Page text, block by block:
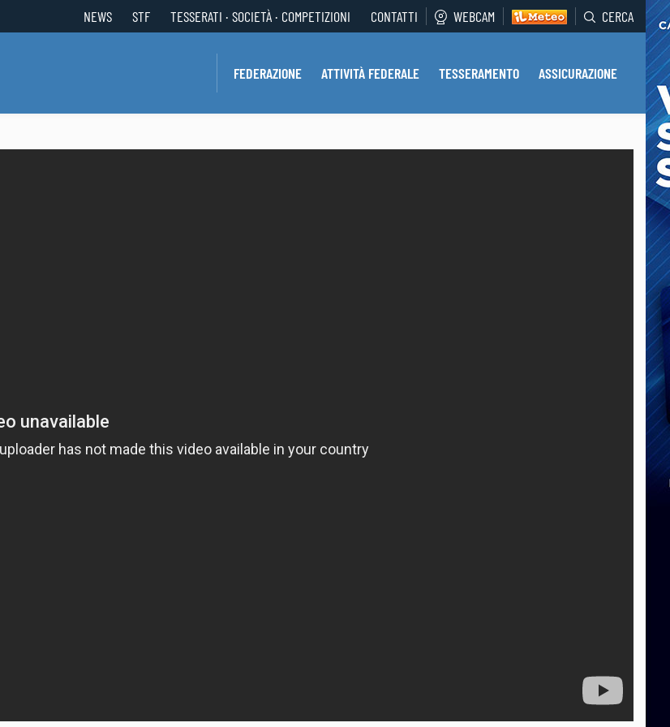
NEWS STF TESSERATI · SOCIETÀ · COMPETIZIONI CONTATTI WEBCAM CERCA
FEDERAZIONE ATTIVITÀ FEDERALE TESSERAMENTO ASSICURAZIONE